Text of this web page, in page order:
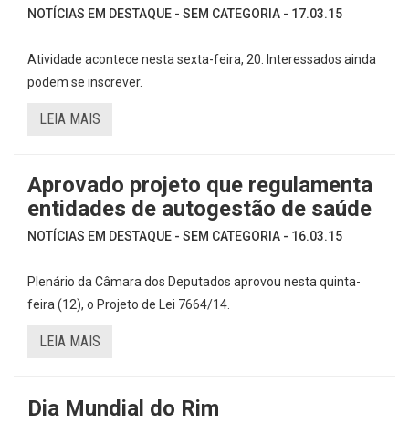
NOTÍCIAS EM DESTAQUE - SEM CATEGORIA - 17.03.15
Atividade acontece nesta sexta-feira, 20. Interessados ainda
podem se inscrever.
LEIA MAIS
Aprovado projeto que regulamenta
entidades de autogestão de saúde
NOTÍCIAS EM DESTAQUE - SEM CATEGORIA - 16.03.15
Plenário da Câmara dos Deputados aprovou nesta quinta-
feira (12), o Projeto de Lei 7664/14.
LEIA MAIS
Dia Mundial do Rim